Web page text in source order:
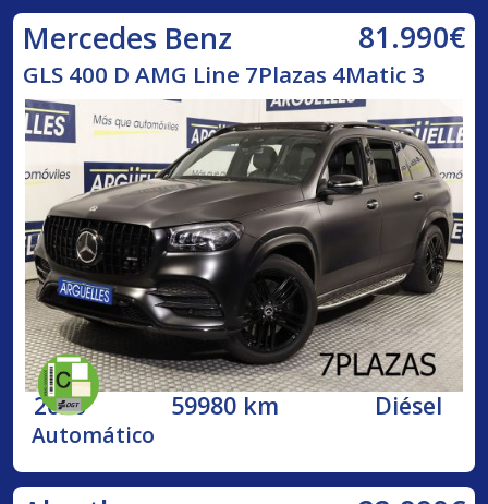
Mercedes Benz 81.990€
GLS 400 D AMG Line 7Plazas 4Matic 3
2020 59980 km Diésel
Automático